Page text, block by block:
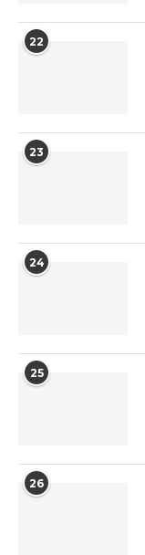
22
23
24
25
26